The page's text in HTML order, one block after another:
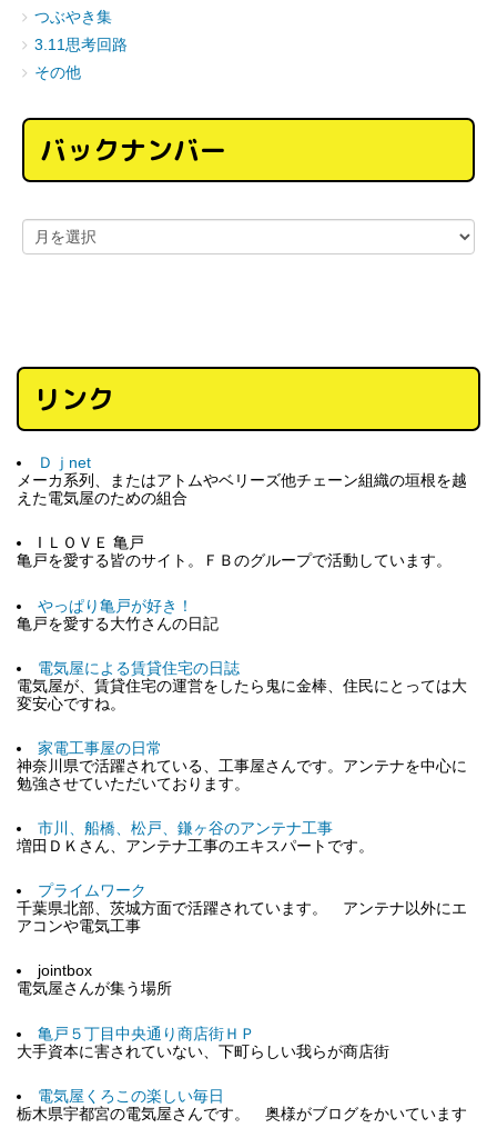
つぶやき集
3.11思考回路
その他
バックナンバー
リンク
Ｄｊnet
メーカ系列、またはアトムやベリーズ他チェーン組織の垣根を越
えた電気屋のための組合
I ＬＯＶＥ 亀戸
亀戸を愛する皆のサイト。ＦＢのグループで活動しています。
やっぱり亀戸が好き！
亀戸を愛する大竹さんの日記
電気屋による賃貸住宅の日誌
電気屋が、賃貸住宅の運営をしたら鬼に金棒、住民にとっては大
変安心ですね。
家電工事屋の日常
神奈川県で活躍されている、工事屋さんです。アンテナを中心に
勉強させていただいております。
市川、船橋、松戸、鎌ヶ谷のアンテナ工事
増田ＤＫさん、アンテナ工事のエキスパートです。
プライムワーク
千葉県北部、茨城方面で活躍されています。 アンテナ以外にエ
アコンや電気工事
jointbox
電気屋さんが集う場所
亀戸５丁目中央通り商店街ＨＰ
大手資本に害されていない、下町らしい我らが商店街
電気屋くろこの楽しい毎日
栃木県宇都宮の電気屋さんです。 奥様がブログをかいています